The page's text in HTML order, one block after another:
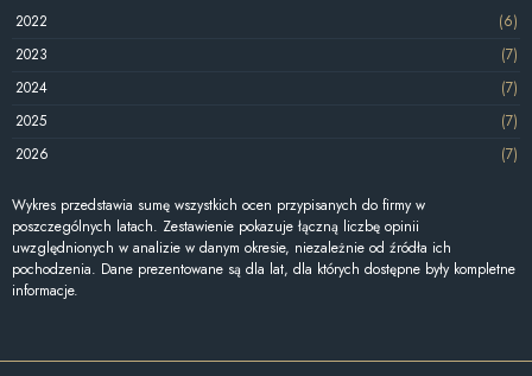
2022
(6)
2023
(7)
2024
(7)
2025
(7)
2026
(7)
Wykres przedstawia sumę wszystkich ocen przypisanych do firmy w
poszczególnych latach. Zestawienie pokazuje łączną liczbę opinii
uwzględnionych w analizie w danym okresie, niezależnie od źródła ich
pochodzenia. Dane prezentowane są dla lat, dla których dostępne były kompletne
informacje.